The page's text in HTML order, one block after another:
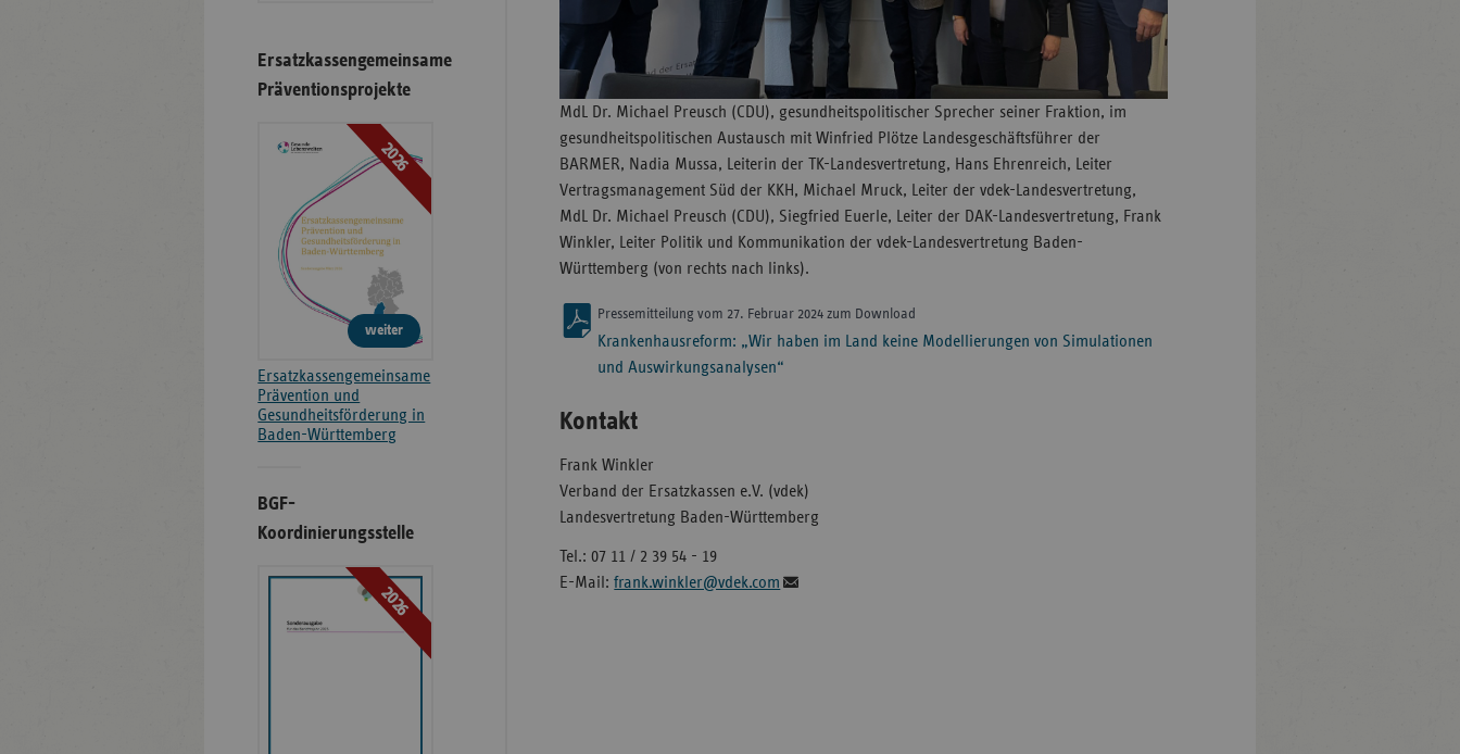
MdL Dr. Michael Preusch (CDU), gesundheitspolitischer Sprecher seiner Fraktion, im
gesundheitspolitischen Austausch mit Winfried Plötze Landesgeschäftsführer der
BARMER, Nadia Mussa, Leiterin der TK-Landesvertretung, Hans Ehrenreich, Leiter
Vertragsmanagement Süd der KKH, Michael Mruck, Leiter der vdek-Landesvertretung,
MdL Dr. Michael Preusch (CDU), Siegfried Euerle, Leiter der DAK-Landesvertretung, Frank
Winkler, Leiter Politik und Kommunikation der vdek-Landesvertretung Baden-
Württemberg (von rechts nach links).
Pressemitteilung vom 27. Februar 2024 zum Download
Krankenhausreform: „Wir haben im Land keine Modellierungen von Simulationen
und Auswirkungsanalysen“
Kontakt
Frank Winkler
Verband der Ersatzkassen e.V. (vdek)
Landesvertretung Baden-Württemberg
Tel.: 07 11 / 2 39 54 - 19
E-Mail:frank.winkler@vdek.com
Ersatzkassengemeinsame
Präventionsprojekte
2026
weiter
Ersatzkassengemeinsame
Prävention und
Gesundheitsförderung in
Baden-Württemberg
BGF-
Koordinierungsstelle
2026